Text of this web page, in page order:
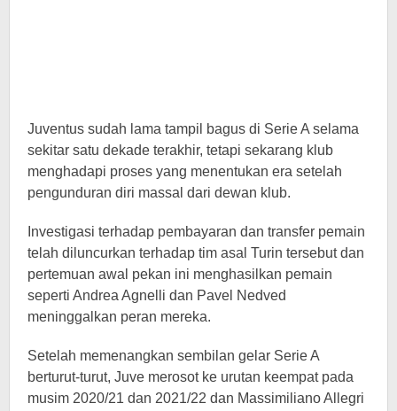
Juventus sudah lama tampil bagus di Serie A selama
sekitar satu dekade terakhir, tetapi sekarang klub
menghadapi proses yang menentukan era setelah
pengunduran diri massal dari dewan klub.
Investigasi terhadap pembayaran dan transfer pemain
telah diluncurkan terhadap tim asal Turin tersebut dan
pertemuan awal pekan ini menghasilkan pemain
seperti Andrea Agnelli dan Pavel Nedved
meninggalkan peran mereka.
Setelah memenangkan sembilan gelar Serie A
berturut-turut, Juve merosot ke urutan keempat pada
musim 2020/21 dan 2021/22 dan Massimiliano Allegri